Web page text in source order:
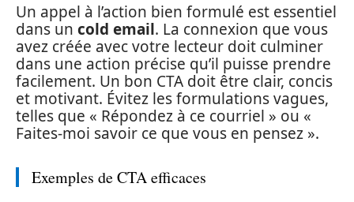
Un appel à l’action bien formulé est essentiel
dans un cold email. La connexion que vous
avez créée avec votre lecteur doit culminer
dans une action précise qu’il puisse prendre
facilement. Un bon CTA doit être clair, concis
et motivant. Évitez les formulations vagues,
telles que « Répondez à ce courriel » ou «
Faites-moi savoir ce que vous en pensez ».
Exemples de CTA efficaces